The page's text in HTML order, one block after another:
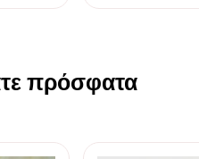
πρόσφατα